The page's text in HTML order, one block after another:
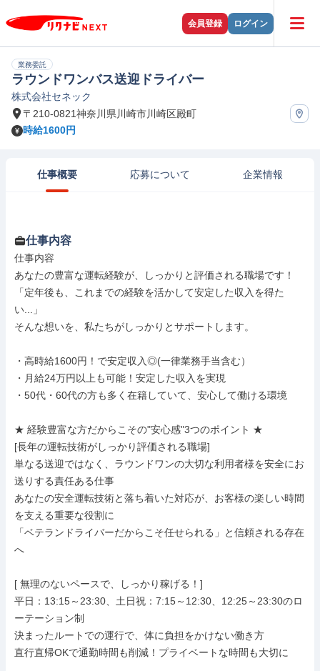
会員登録 ログイン
業務委託
ラウンドワンバス送迎ドライバー
株式会社セネック
〒210-0821神奈川県川崎市川崎区殿町
時給1600円
仕事概要 応募について 企業情報
仕事内容
仕事内容
あなたの豊富な運転経験が、しっかりと評価される職場です！
「定年後も、これまでの経験を活かして安定した収入を得た
い...」
そんな想いを、私たちがしっかりとサポートします。
・高時給1600円！で安定収入◎(一律業務手当含む）
・月給24万円以上も可能！安定した収入を実現
・50代・60代の方も多く在籍していて、安心して働ける環境
★ 経験豊富な方だからこその"安心感"3つのポイント ★
[長年の運転技術がしっかり評価される職場]
単なる送迎ではなく、ラウンドワンの大切な利用者様を安全にお
送りする責任ある仕事
あなたの安全運転技術と落ち着いた対応が、お客様の楽しい時間
を支える重要な役割に
「ベテランドライバーだからこそ任せられる」と信頼される存在
へ
[ 無理のないペースで、しっかり稼げる！]
平日：13:15～23:30、土日祝：7:15～12:30、12:25～23:30のロ
ーテーション制
決まったルートでの運行で、体に負担をかけない働き方
直行直帰OKで通勤時間も削減！プライベートな時間も大切に